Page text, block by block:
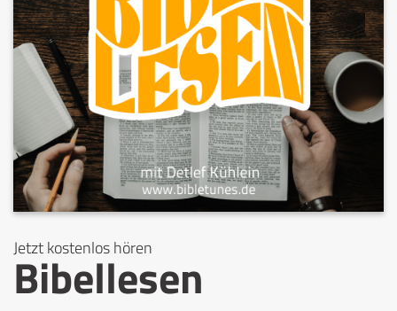
Jetzt kostenlos hören
Bibellesen